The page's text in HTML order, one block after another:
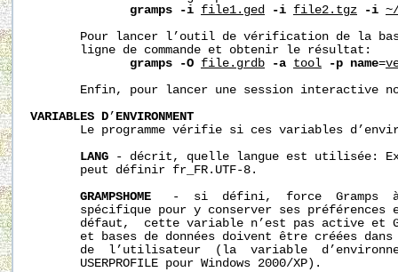
gramps
-i file1.ged -i file2.tgz -i
Pour lancer l’outil de vérification de la
       ligne de commande et obtenir le résultat:
gramps
-O file.grdb -a tool -p name=
Enfin, pour lancer une session interactive
VARIABLES D’ ENVIRONMENT
Le programme vérifie si ces variables
LANG - décrit, quelle langue est utilisée:
       peut définir fr_FR.UTF-8.
GRAMPSHOME
-  si  défini,  force  Gramps
spécifique pour y conserver ses préférences
défaut,  cette variable n’est pas active et
et bases de données doivent être créées
de  l’utilisateur  (la  variable
       USERPROFILE pour Windows 2000/XP).